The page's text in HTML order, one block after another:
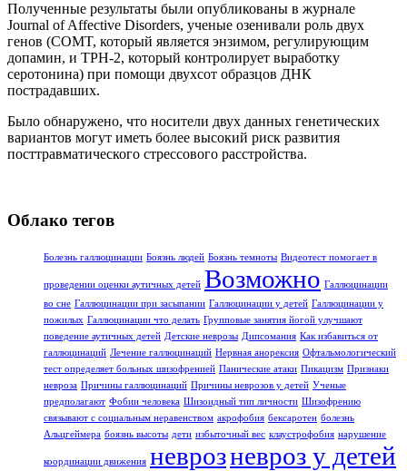
Полученные результаты были опубликованы в журнале
Journal of Affective Disorders, ученые озенивали роль двух
генов (COMT, который является энзимом, регулирующим
допамин, и TPH-2, который контролирует выработку
серотонина) при помощи двухсот образцов ДНК
пострадавших.
Было обнаружено, что носители двух данных генетических
вариантов могут иметь более высокий риск развития
посттравматического стрессового расстройства.
Облако тегов
Болезнь галлюцинации Боязнь людей Боязнь темноты Видеотест помогает в
проведении оценки аутичных детей Возможно Галлюцинации
во сне Галлюцинации при засыпании Галлюцинации у детей Галлюцинации у
пожилых Галлюцинации что делать Групповые занятия йогой улучшают
поведение аутичных детей Детские неврозы Дипсомания Как избавиться от
галлюцинаций Лечение галлюцинаций Нервная анорексия Офтальмологический
тест определяет больных шизофренией Панические атаки Пикацизм Признаки
невроза Причины галлюцинаций Причины неврозов у детей Ученые
предполагают Фобии человека Шизоидный тип личности Шизофрению
связывают с социальным неравенством акрофобия бексаротен болезнь
Альцгеймера боязнь высоты дети избыточный вес клаустрофобия нарушение
координации движения неврозневроз у детей